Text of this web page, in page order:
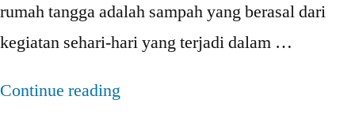
rumah tangga adalah sampah yang berasal dari
kegiatan sehari-hari yang terjadi dalam …
Continue reading